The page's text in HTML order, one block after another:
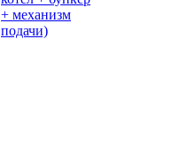
+ механизм
подачи)